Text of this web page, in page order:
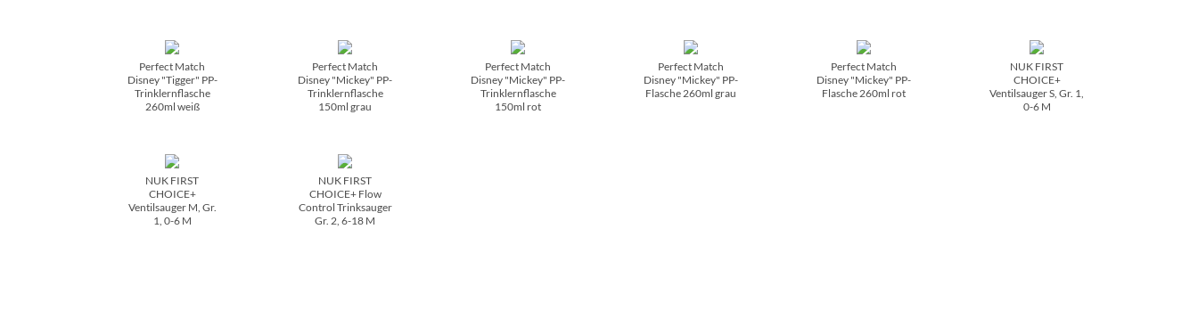
Perfect Match
Disney "Tigger" PP-
Trinklernflasche
260ml weiß
Perfect Match
Disney "Mickey" PP-
Trinklernflasche
150ml grau
Perfect Match
Disney "Mickey" PP-
Trinklernflasche
150ml rot
Perfect Match
Disney "Mickey" PP-
Flasche 260ml grau
Perfect Match
Disney "Mickey" PP-
Flasche 260ml rot
NUK FIRST
CHOICE+
Ventilsauger S, Gr. 1,
0-6 M
NUK FIRST
CHOICE+
Ventilsauger M, Gr.
1, 0-6 M
NUK FIRST
CHOICE+ Flow
Control Trinksauger
Gr. 2, 6-18 M